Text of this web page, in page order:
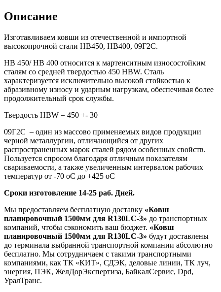
Описание
Изготавливаем ковши из отечественной и импортной
высокопрочной стали HB450, HB400, 09Г2С.
HB 450/ HB 400 относится к мартенситным износостойким
сталям со средней твердостью 450 HBW. Сталь
характеризуется исключительно высокой стойкостью к
абразивному износу и ударным нагрузкам, обеспечивая более
продолжительный срок службы.
Твердость HBW = 450 +- 30
09Г2С – один из массово применяемых видов продукции
черной металлургии, отличающийся от других
распространенных марок сталей рядом особенных свойств.
Пользуется спросом благодаря отличным показателям
свариваемости, а также увеличенным интервалом рабочих
температур от -70 оС до +425 оС
Сроки изготовление 14-25 раб. Дней.
Мы предоставляем бесплатную доставку «Ковш
планировочный 1500мм для R130LC-3» до транспортных
компаний, чтобы сэкономить ваш бюджет. «Ковш
планировочный 1500мм для R130LC-3» будут доставлены
до терминала выбранной транспортной компании абсолютно
бесплатно. Мы сотрудничаем с такими транспортными
компаниями, как ТК «КИТ», СДЭК, деловые линии, ТК луч,
энергия, ПЭК, ЖелДорЭкспертиза, БайкалСервис, Dpd,
УралТранс.